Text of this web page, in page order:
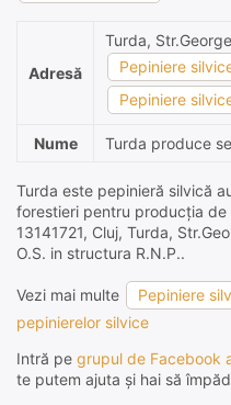
Adresă
Turda,
Pepiniere
Pepiniere
Nume Turda produce
Turda este pepinieră silvică
forestieri pentru producția de
13141721, Cluj, Turda,
O.S. in structura R.N.P..
Vezi mai multe Pepiniere
pepinierelor silvice
Intră pe grupul de Facebook
te putem ajuta și hai să